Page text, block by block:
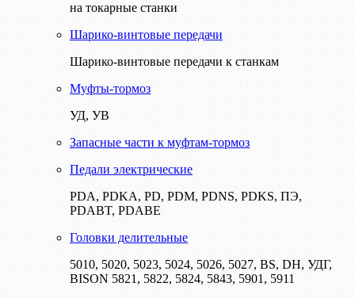
на токарные станки
Шарико-винтовые передачи
Шарико-винтовые передачи к станкам
Муфты-тормоз
УД, УВ
Запасные части к муфтам-тормоз
Педали электрические
PDA, PDKA, PD, PDM, PDNS, PDKS, ПЭ,
PDABT, PDABE
Головки делительные
5010, 5020, 5023, 5024, 5026, 5027, BS, DH, УДГ,
BISON 5821, 5822, 5824, 5843, 5901, 5911